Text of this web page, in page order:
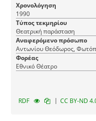
Χρονολόγηση
1990
Τύπος τεκμηρίου
Θεατρική παράσταση
Αναφερόμενο πρόσωπο
Αντωνίου Θεόδωρος,
Φορέας
Εθνικό Θέατρο
RDF | CC BY-ND